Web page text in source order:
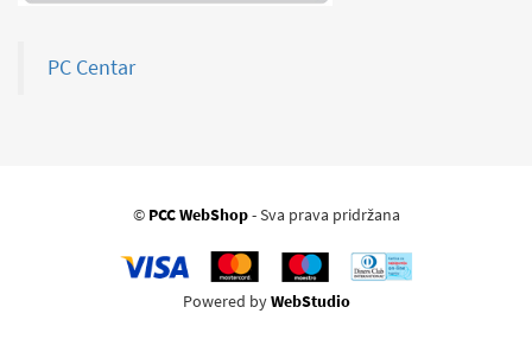
PC Centar
© PCC WebShop- Sva prava pridržana
Powered byWebStudio